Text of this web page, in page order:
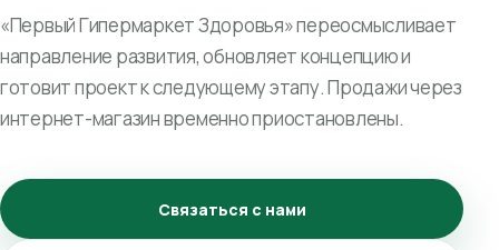
«Первый Гипермаркет Здоровья» переосмысливает
направление развития, обновляет концепцию и
готовит проект к следующему этапу. Продажи через
интернет-магазин временно приостановлены.
Связаться с нами